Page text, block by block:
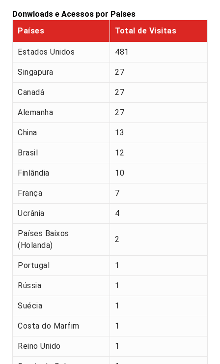
Donwloads e Acessos por Países
Países
Total de Visitas
Estados Unidos 481
Singapura 27
Canadá 27
Alemanha 27
China 13
Brasil 12
Finlândia 10
França 7
Ucrânia 4
Países Baixos
(Holanda)
2
Portugal 1
Rússia 1
Suécia 1
Costa do Marfim 1
Reino Unido 1